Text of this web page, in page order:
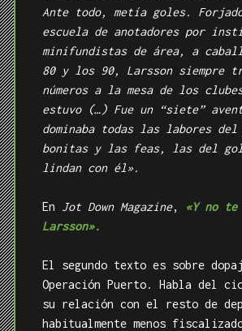
Ante todo, metía goles.
escuela de anotadores por
minifundistas de área, a
80 y los 90, Larsson siempre
números a la mesa de los
estuvo (…) Fue un “siete”
dominaba todas las labores
bonitas y las feas, las del
lindan con él».
En Jot Down Magazine,
«Y no
Larsson».
El segundo texto es sobre
Operación Puerto. Habla del
su relación con el resto de
habitualmente menos